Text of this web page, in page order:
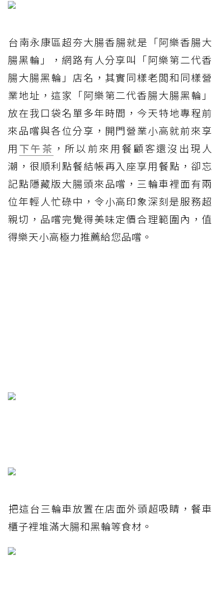
台南永康區超夯大腸香腸就是「阿樂香腸大
腸黑輪」，網路有人分享叫「阿樂第二代香
腸大腸黑輪」店名，其實同樣老闆和同樣營
業地址，這家「阿樂第二代香腸大腸黑輪」
放在我口袋名單多年時間，今天特地專程前
來品嚐與各位分享，開門營業小高就前來享
用 下午茶 ，所以前來用餐顧客還沒出現人
潮，很順利點餐結帳再入座享用餐點，卻忘
記點隱藏版大腸頭來品嚐，三輪車裡面有兩
位年輕人忙碌中，令小高印象深刻是服務超
親切，品嚐完覺得美味定價合理範圍內，值
得樂天小高極力推薦給您品嚐。
把這台三輪車放置在店面外頭超吸睛，餐車
櫃子裡堆滿大腸和黑輪等食材。